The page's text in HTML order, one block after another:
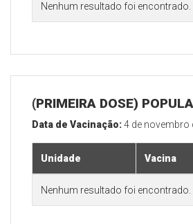
Nenhum resultado foi encontrado.
(PRIMEIRA DOSE)
Data de Vacinação:4 de novembro
Unidade Vacina
Nenhum resultado foi encontrado.